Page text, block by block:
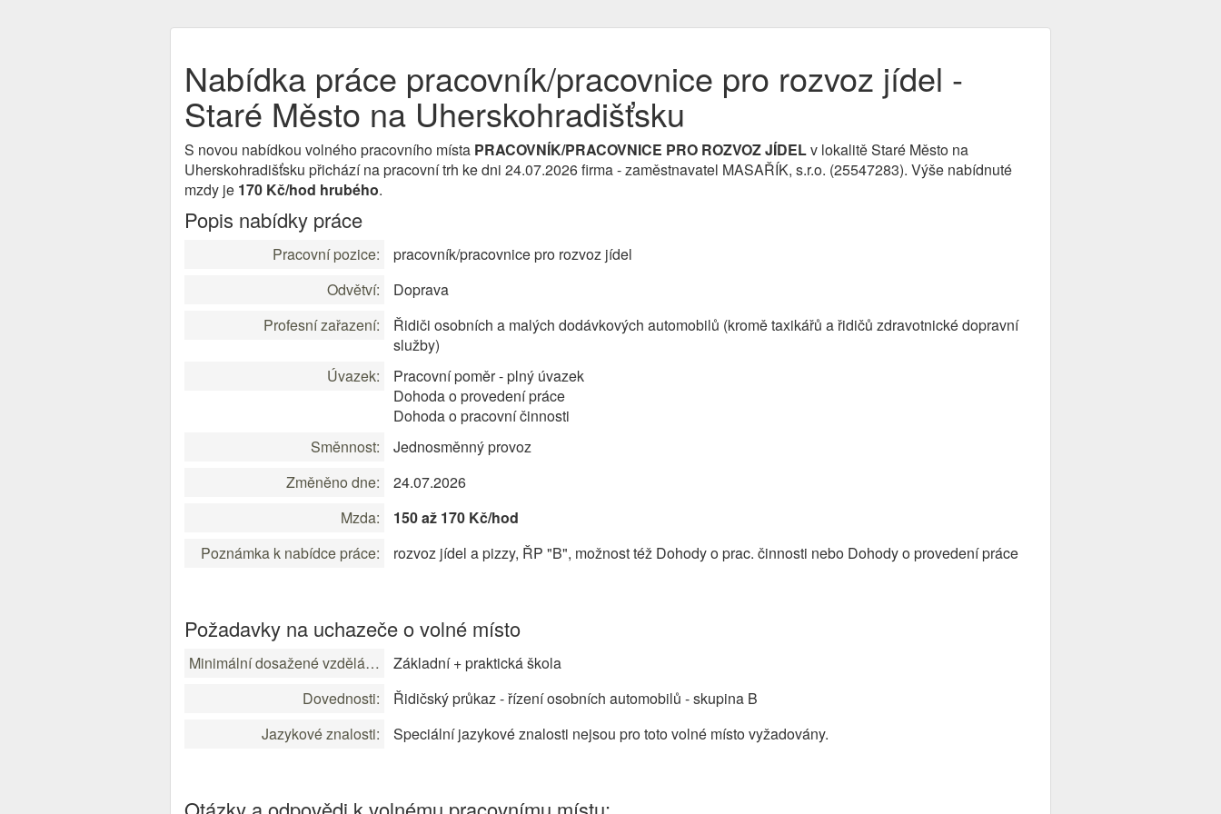
Nabídka práce pracovník/pracovnice pro rozvoz jídel -
Staré Město na Uherskohradišťsku
S novou nabídkou volného pracovního místa PRACOVNÍK/PRACOVNICE PRO ROZVOZ JÍDELv lokalitě Staré Město na
Uherskohradišťsku přichází na pracovní trh ke dni 24.07.2026 firma - zaměstnavatel MASAŘÍK, s.r.o. (25547283). Výše nabídnuté
mzdy je 170 Kč/hod hrubého.
Popis nabídky práce
Pracovní pozice:
pracovník/pracovnice pro rozvoz jídel
Odvětví:
Doprava
Profesní zařazení:
Řidiči osobních a malých dodávkových automobilů (kromě taxikářů a řidičů zdravotnické dopravní
služby)
Úvazek:
Pracovní poměr - plný úvazek
Dohoda o provedení práce
Dohoda o pracovní činnosti
Směnnost:
Jednosměnný provoz
Změněno dne:
24.07.2026
Mzda:
150 až 170 Kč/hod
Poznámka k nabídce práce:
rozvoz jídel a pizzy, ŘP "B", možnost též Dohody o prac. činnosti nebo Dohody o provedení práce
Požadavky na uchazeče o volné místo
Minimální dosažené vzdělání:
Základní + praktická škola
Dovednosti:
Řidičský průkaz - řízení osobních automobilů - skupina B
Jazykové znalosti:
Speciální jazykové znalosti nejsou pro toto volné místo vyžadovány.